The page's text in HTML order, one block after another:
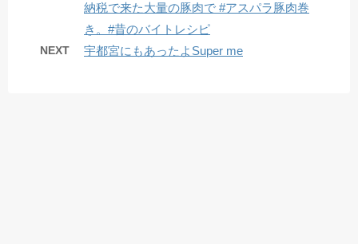
納税で来た大量の豚肉で #アスパラ豚肉巻
き。#昔のバイトレシピ
NEXT 宇都宮にもあったよ️Super me